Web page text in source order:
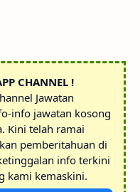
CHANNEL !
Jawatan
info jawatan kosong
Kini telah ramai
pemberitahuan di
info terkini
kami kemaskini.